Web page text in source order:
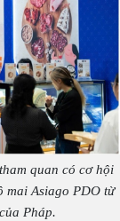
quan có cơ hội
mai Asiago PDO từ
Pháp.